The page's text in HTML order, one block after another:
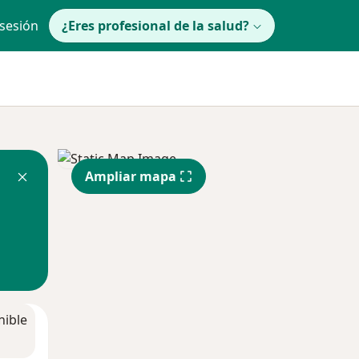
¿Eres profesional de la salud?
Ampliar mapa